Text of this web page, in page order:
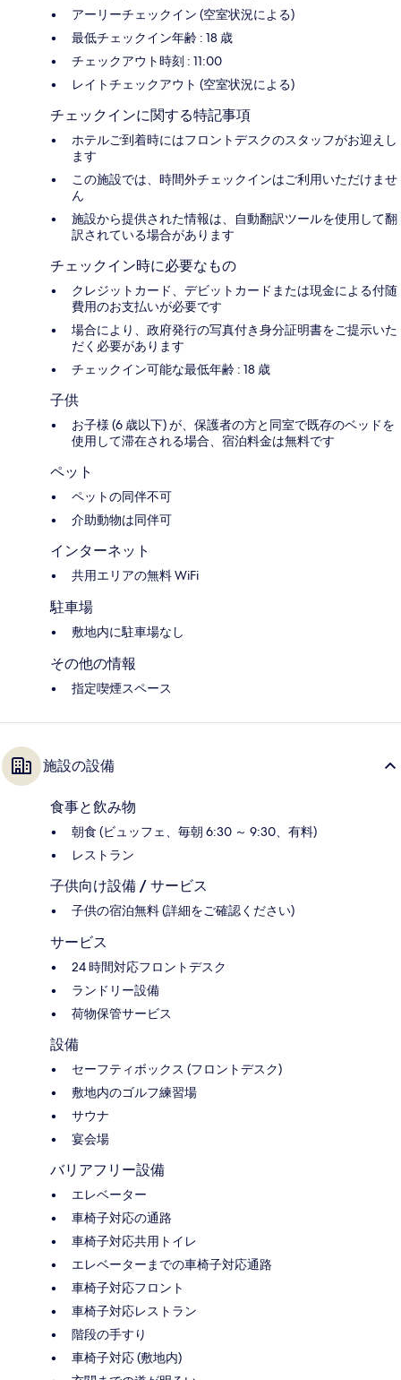
アーリーチェックイン (空室状況による)
最低チェックイン年齢 : 18 歳
チェックアウト時刻 : 11:00
レイトチェックアウト (空室状況による)
チェックインに関する特記事項
ホテルご到着時にはフロントデスクのスタッフがお迎えし
ます
この施設では、時間外チェックインはご利用いただけませ
ん
施設から提供された情報は、自動翻訳ツールを使用して翻
訳されている場合があります
チェックイン時に必要なもの
クレジットカード、デビットカードまたは現金による付随
費用のお支払いが必要です
場合により、政府発行の写真付き身分証明書をご提示いた
だく必要があります
チェックイン可能な最低年齢 : 18 歳
子供
お子様 (6 歳以下) が、保護者の方と同室で既存のベッドを
使用して滞在される場合、宿泊料金は無料です
ペット
ペットの同伴不可
介助動物は同伴可
インターネット
共用エリアの無料 WiFi
駐車場
敷地内に駐車場なし
その他の情報
指定喫煙スペース
施設の設備
食事と飲み物
朝食 (ビュッフェ、毎朝 6:30 ～ 9:30、有料)
レストラン
子供向け設備 / サービス
子供の宿泊無料 (詳細をご確認ください)
サービス
24 時間対応フロントデスク
ランドリー設備
荷物保管サービス
設備
セーフティボックス (フロントデスク)
敷地内のゴルフ練習場
サウナ
宴会場
バリアフリー設備
エレベーター
車椅子対応の通路
車椅子対応共用トイレ
エレベーターまでの車椅子対応通路
車椅子対応フロント
車椅子対応レストラン
階段の手すり
車椅子対応 (敷地内)